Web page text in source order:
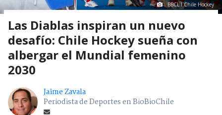
BBCL I Chile Hockey
Las Diablas inspiran un nuevo
desafío: Chile Hockey sueña con
albergar el Mundial femenino
2030
Jaime Zavala
Periodista de Deportes en BioBioChile